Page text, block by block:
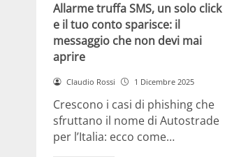
Allarme truffa SMS, un solo click
e il tuo conto sparisce: il
messaggio che non devi mai
aprire
Claudio Rossi 1 Dicembre 2025
Crescono i casi di phishing che
sfruttano il nome di Autostrade
per l’Italia: ecco come…